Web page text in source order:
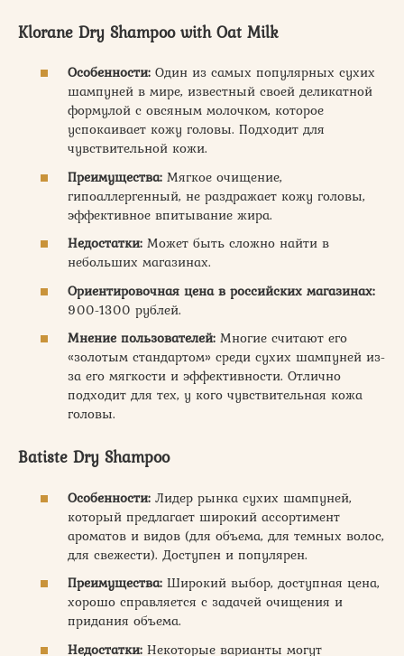
Klorane Dry Shampoo with Oat Milk
Особенности: Один из самых популярных сухих
шампуней в мире, известный своей деликатной
формулой с овсяным молочком, которое
успокаивает кожу головы. Подходит для
чувствительной кожи.
Преимущества: Мягкое очищение,
гипоаллергенный, не раздражает кожу головы,
эффективное впитывание жира.
Недостатки: Может быть сложно найти в
небольших магазинах.
Ориентировочная цена в российских магазинах:
900-1300 рублей.
Мнение пользователей: Многие считают его
«золотым стандартом» среди сухих шампуней из-
за его мягкости и эффективности. Отлично
подходит для тех, у кого чувствительная кожа
головы.
Batiste Dry Shampoo
Особенности: Лидер рынка сухих шампуней,
который предлагает широкий ассортимент
ароматов и видов (для объема, для темных волос,
для свежести). Доступен и популярен.
Преимущества: Широкий выбор, доступная цена,
хорошо справляется с задачей очищения и
придания объема.
Недостатки: Некоторые варианты могут